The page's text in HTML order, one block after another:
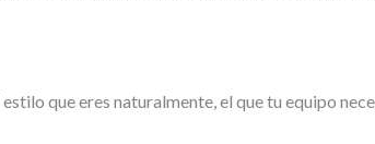
que eres naturalmente, el que tu equipo